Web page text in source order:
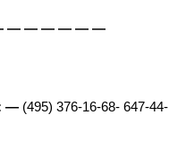
— — — — — —
— (495) 376-16-68- 647-44-